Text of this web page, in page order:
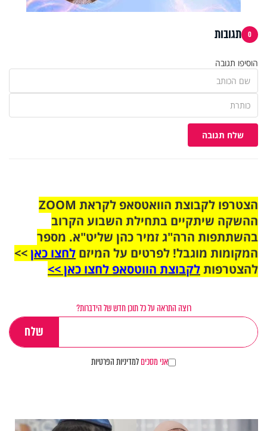
0 תגובות
הוסיפו תגובה
שלח תגובה
הצטרפו לקבוצת הוואטסאפ לקראת ZOOM
ההשקה שיתקיים בתחילת השבוע הקרוב
בהשתתפות הרה"ג זמיר כהן שליט"א. מספר
המקומות מוגבל! לפרטים על המיזם לחצו כאן>>
להצטרפותלקבוצת הווטסאפ לחצו כאן >>
רוצה התראה על כל תוכן חדש של הידברות?
אני מסכיםלמדיניות הפרטיות